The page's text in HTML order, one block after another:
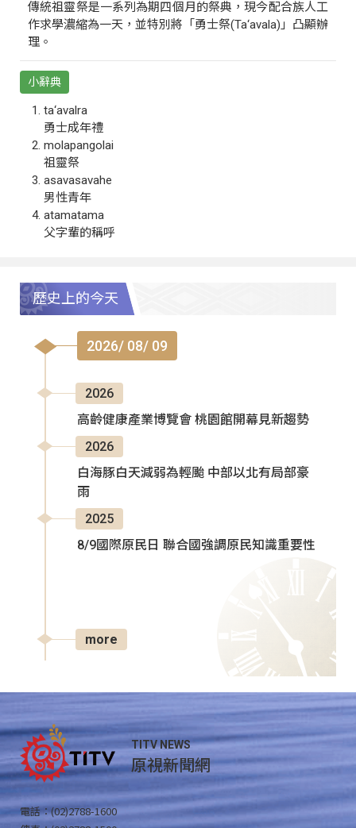
傳統祖靈祭是一系列為期四個月的祭典，現今配合族人工
作求學濃縮為一天，並特別將「勇士祭(Ta‘avala)」凸顯辦
理。
小辭典
ta‘avalra
勇士成年禮
molapangolai
祖靈祭
asavasavahe
男性青年
atamatama
父字輩的稱呼
歷史上的今天
2026/ 08/ 09
2026
高齡健康產業博覽會 桃園館開幕見新趨勢
2026
白海豚白天減弱為輕颱 中部以北有局部豪
雨
2025
8/9國際原民日 聯合國強調原民知識重要性
more
TITV NEWS
原視新聞網
電話：(02)2788-1600